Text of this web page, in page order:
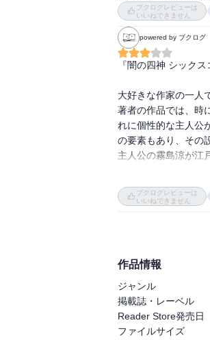
ブクログレビューは
いいねできません
powered by ブクログ
『闇の四神 シック
大好きな作家の一人
著者の作品では、時
れに個性的な主人公
の要素もあり、その
主人公の霧島涼が江
著者の作品の主人
物語を通じて、成長
大学を卒業し、新
なある日、守護六
ブクログレビューは
いいねできません
作品情報
ジャンル
掲載誌・レーベル
Reader Store発売日
ファイルサイズ